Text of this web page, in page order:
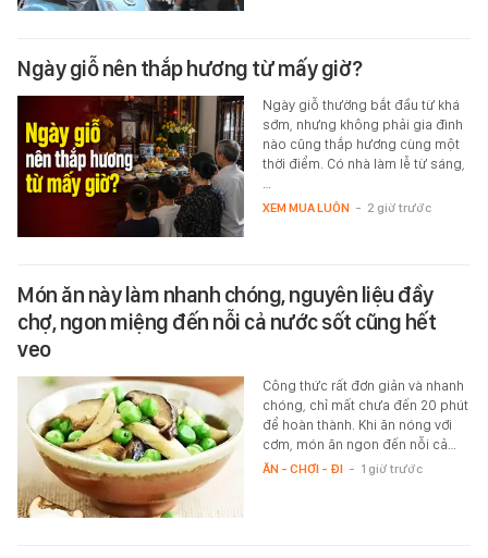
Ngày giỗ nên thắp hương từ mấy giờ?
Ngày giỗ thường bắt đầu từ khá
sớm, nhưng không phải gia đình
nào cũng thắp hương cùng một
thời điểm. Có nhà làm lễ từ sáng,
XEM MUA LUÔN - 2 giờ trước
Món ăn này làm nhanh chóng, nguyên liệu đầy
chợ, ngon miệng đến nỗi cả nước sốt cũng hết
veo
Công thức rất đơn giản và nhanh
chóng, chỉ mất chưa đến 20 phút
để hoàn thành. Khi ăn nóng với
cơm, món ăn ngon đến nỗi cả…
ĂN - CHƠI - ĐI - 1 giờ trước